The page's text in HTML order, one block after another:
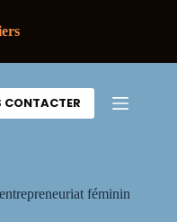
CONTACTER
féminin